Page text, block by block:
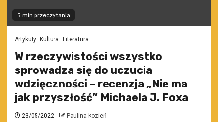
5 min przeczytania
Artykuły Kultura Literatura
W rzeczywistości wszystko
sprowadza się do uczucia
wdzięczności – recenzja „Nie ma
jak przyszłość” Michaela J. Foxa
23/05/2022 Paulina Kozień